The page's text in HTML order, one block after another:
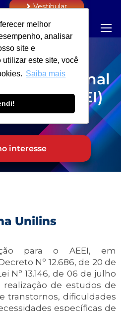
melhor
analisar
site e
utilizar este site, você
Saiba mais
Vestibular
para o
Educacional
(AEEI)
interesse
Unilins
para o AEEI, em
Nº 12.686, de 20 de
Nº 13.146, de 06 de julho
de estudos de
transtornos, dificuldades
específicas de